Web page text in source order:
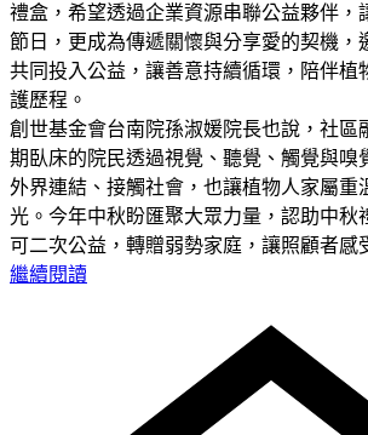
禮盒，希望透過企業資源串聯公益夥伴，
節日，更成為傳遞關懷與分享愛的契機，
共同投入公益，讓善意持續循環，陪伴植
護歷程。
創世基金會台南院孫淑媛院長也說，社區
期臥床的院民透過視覺、聽覺、觸覺與嗅
外界連結、接觸社會，也讓植物人家屬重
光。今年中秋盼匯聚大眾力量，認助中秋
可二次公益，轉贈弱勢家庭，讓照顧者感
繼續閱讀